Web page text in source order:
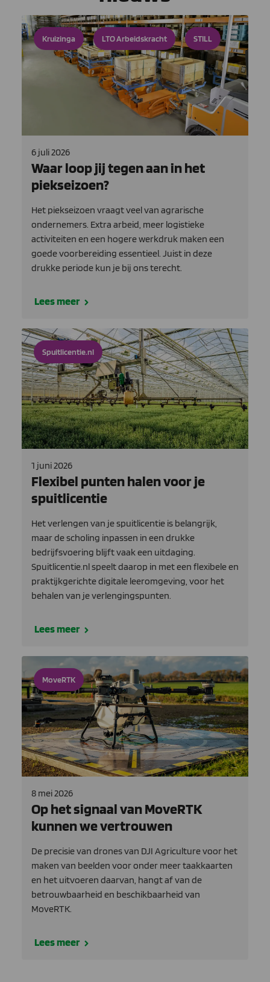
Kruizinga LTO Arbeidskracht STILL
6 juli 2026
Waar loop jij tegen aan in het
piekseizoen?
Het piekseizoen vraagt veel van agrarische
ondernemers. Extra arbeid, meer logistieke
activiteiten en een hogere werkdruk maken een
goede voorbereiding essentieel. Juist in deze
drukke periode kun je bij ons terecht.
Lees meer
Spuitlicentie.nl
1 juni 2026
Flexibel punten halen voor je
spuitlicentie
Het verlengen van je spuitlicentie is belangrijk,
maar de scholing inpassen in een drukke
bedrijfsvoering blijft vaak een uitdaging.
Spuitlicentie.nl speelt daarop in met een flexibele en
praktijkgerichte digitale leeromgeving, voor het
behalen van je verlengingspunten.
Lees meer
MoveRTK
8 mei 2026
Op het signaal van MoveRTK
kunnen we vertrouwen
De precisie van drones van DJI Agriculture voor het
maken van beelden voor onder meer taakkaarten
en het uitvoeren daarvan, hangt af van de
betrouwbaarheid en beschikbaarheid van
MoveRTK.
Lees meer